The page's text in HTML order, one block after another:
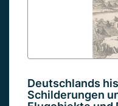
Deutschlands
Schilderungen